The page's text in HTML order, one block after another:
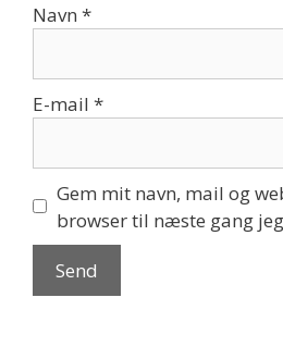
Navn *
E-mail *
Gem mit navn, mail og
browser til næste gang